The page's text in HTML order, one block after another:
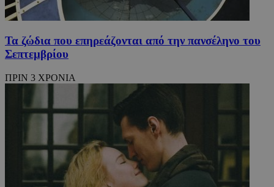
Τα ζώδια που επηρεάζoνται από την πανσέληνο του
Σεπτεμβρίου
ΠΡΙΝ 3 ΧΡΟΝΙΑ
PHPSESSID
PHP.net